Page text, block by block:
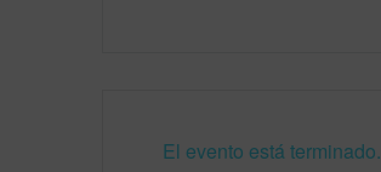
El evento está terminado.